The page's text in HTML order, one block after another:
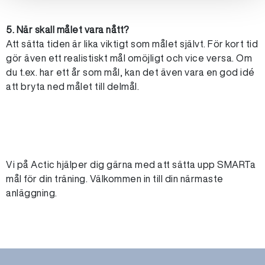
5. När skall målet vara nått?
Att sätta tiden är lika viktigt som målet självt. För kort tid
gör även ett realistiskt mål omöjligt och vice versa. Om
du t.ex. har ett år som mål, kan det även vara en god idé
att bryta ned målet till delmål.
Vi på Actic hjälper dig gärna med att sätta upp SMARTa
mål för din träning. Välkommen in till din närmaste
anläggning.